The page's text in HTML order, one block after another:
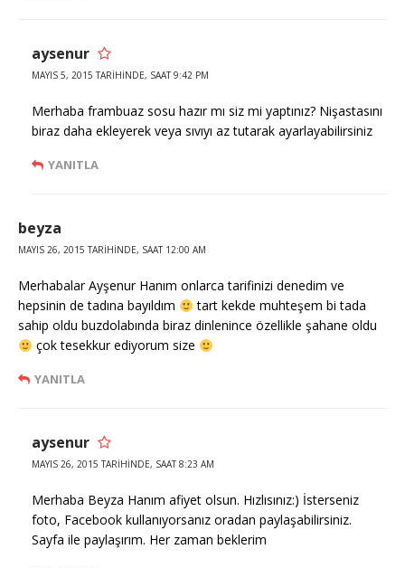
aysenur
MAYIS 5, 2015 TARIHINDE, SAAT 9:42 PM
Merhaba frambuaz sosu hazır mı siz mi yaptınız? Nişastasını
biraz daha ekleyerek veya sıvıyı az tutarak ayarlayabilirsiniz
YANITLA
beyza
MAYIS 26, 2015 TARIHINDE, SAAT 12:00 AM
Merhabalar Ayşenur Hanım onlarca tarifinizi denedim ve
hepsinin de tadına bayıldım
tart kekde muhteşem bi tada
sahip oldu buzdolabında biraz dinlenince özellikle şahane oldu
çok tesekkur ediyorum size
YANITLA
aysenur
MAYIS 26, 2015 TARIHINDE, SAAT 8:23 AM
Merhaba Beyza Hanım afiyet olsun. Hızlısınız:) İsterseniz
foto, Facebook kullanıyorsanız oradan paylaşabilirsiniz.
Sayfa ile paylaşırım. Her zaman beklerim